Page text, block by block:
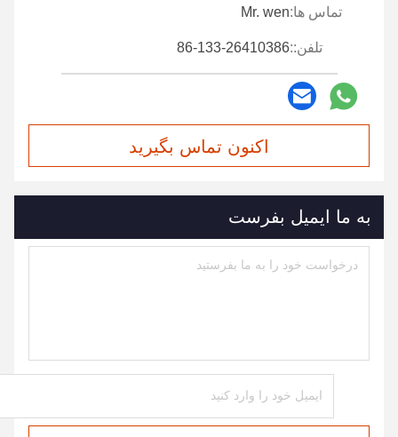
تماس ها:Mr. wen
تلفن::86-133-26410386
اکنون تماس بگیرید
به ما ایمیل بفرست